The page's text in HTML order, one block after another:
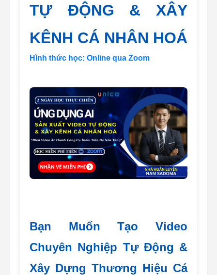
TỰ ĐỘNG & XÂY
KÊNH CÁ NHÂN HOÁ
Hình thức học: Online qua Zoom
Bạn Muốn Tạo Video
Chuyên Nghiệp Tự Động &
Xây Dựng Thương Hiệu Cá